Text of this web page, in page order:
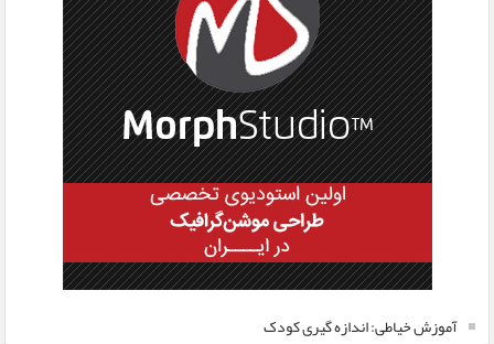
آموزش خیاطی: اندازه گیری کودک